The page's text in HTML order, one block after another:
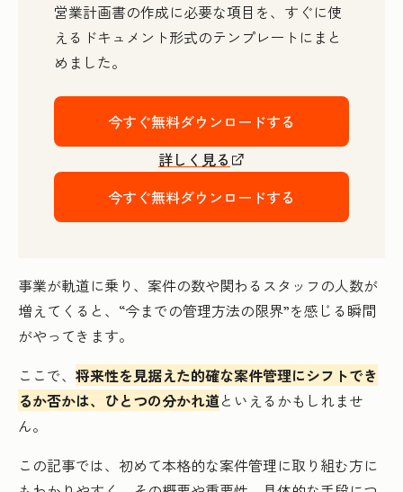
営業計画書の作成に必要な項目を、すぐに使
えるドキュメント形式のテンプレートにまと
めました。
今すぐ無料ダウンロードする
詳しく見る
今すぐ無料ダウンロードする
事業が軌道に乗り、案件の数や関わるスタッフの人数が
増えてくると、“今までの管理方法の限界”を感じる瞬間
がやってきます。
ここで、 将来性を見据えた的確な案件管理にシフトでき
るか否かは、ひとつの分かれ道といえるかもしれませ
ん。
この記事では、初めて本格的な案件管理に取り組む方に